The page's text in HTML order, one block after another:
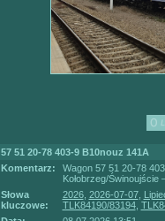
57 51 20-78 403-9 B10nouz 141A
Komentarz:
Wagon 57 51 20-78
Kołobrzeg/Świnoujście
Słowa
kluczowe:
2026, 2026-07-07,
TLK84190/83194,